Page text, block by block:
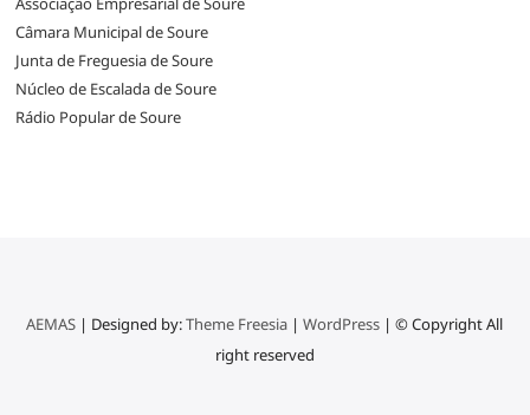
Câmara Municipal de Soure
Junta de Freguesia de Soure
Núcleo de Escalada de Soure
Rádio Popular de Soure
AEMAS | Designed by:Theme Freesia |WordPress | © Copyright All
right reserved